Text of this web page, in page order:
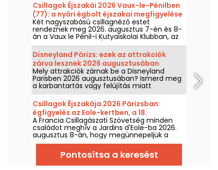
Csillagok Éjszakái 2026 Vaux-le-Pénilben
(77): a nyári égbolt éjszakai megfigyelése
Két nagyszabású csillagnéző estet
rendeznek meg 2026. augusztus 7-én és 8-
án a Vaux le Pénil-i Kutyaiskolai Klubban, az
új kiadású Csillagok Éjszakái esemény
kapcsán.
Disneyland Párizs: ezek az attrakciók
zárva lesznek 2026 augusztusában
Mely attrakciók zárnak be a Disneyland
Parisben 2026 augusztusában? Ismerd meg
a karbantartás vagy felújítás miatt
ideiglenesen nem elérhető attrakciók
listáját, hogy előre megtervezhesd a Disney
parkjaiban tett látogatásodat.
Csillagok Éjszakája 2026 Párizsban:
égfigyelés az Eole-kertben, a 18.
kerületben
A Francia Csillagászati Szövetség minden
családot meghív a Jardins d'Eole-ba 2026.
augusztus 8-án, hogy megünnepeljük a
Csillagok Éjszakáit. Ez egy remek alkalom
arra, hogy többet megtudjunk az égről, és
arról a szervezetről, amely egész nyáron
Párizs parkjait és kertjeit tölti meg.
Pontosítsa a keresést